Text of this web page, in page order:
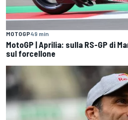
MOTOGP49 min
MotoGP | Aprilia: sulla RS-GP di
sul forcellone